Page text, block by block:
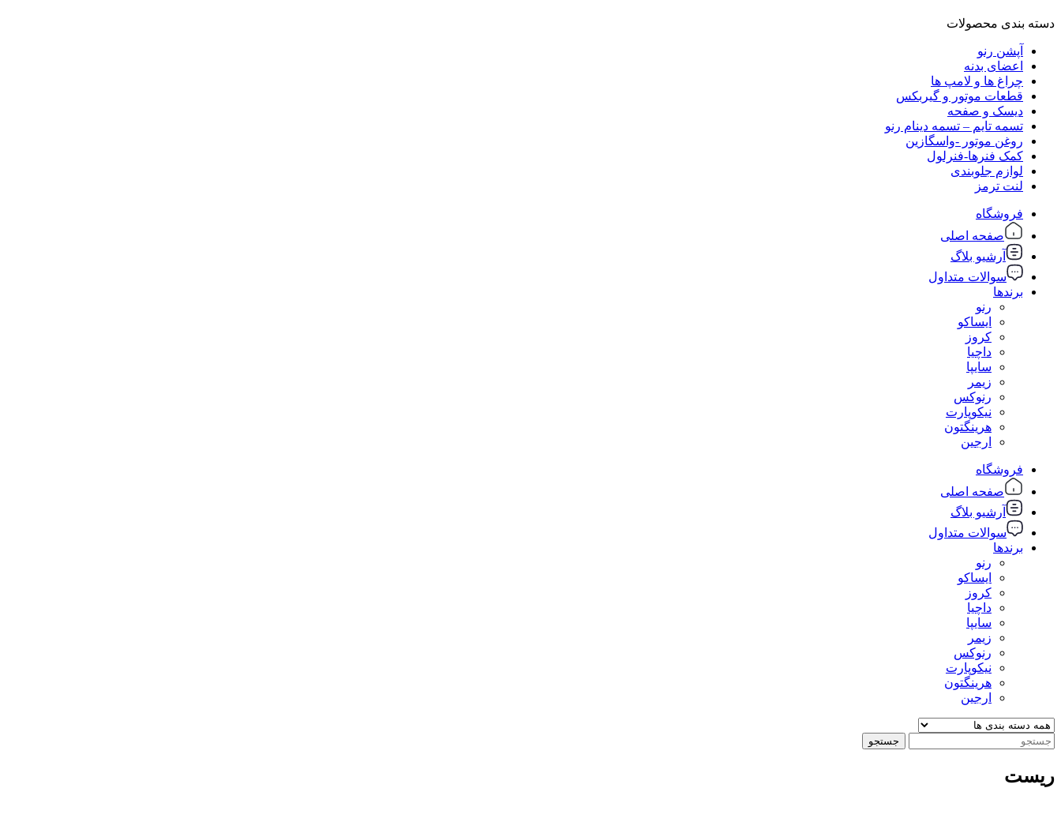
دسته‌ بندی محصولات
آپشن رنو
اعضای بدنه
چراغ ها و لامپ ها
قطعات موتور و گیربکس
دیسک و صفحه
تسمه تایم – تسمه دینام رنو
روغن موتور -واسگازین
کمک فنرها-فنرلول
لوازم جلوبندی
لنت ترمز
فروشگاه
صفحه اصلی
آرشیو بلاگ
سوالات متداول
برندها
رنو
ایساکو
کروز
داچیا
سایپا
زیمر
رنوکس
نیکوپارت
هرینگتون
ارجین
فروشگاه
صفحه اصلی
آرشیو بلاگ
سوالات متداول
برندها
رنو
ایساکو
کروز
داچیا
سایپا
زیمر
رنوکس
نیکوپارت
هرینگتون
ارجین
جستجو
ریست